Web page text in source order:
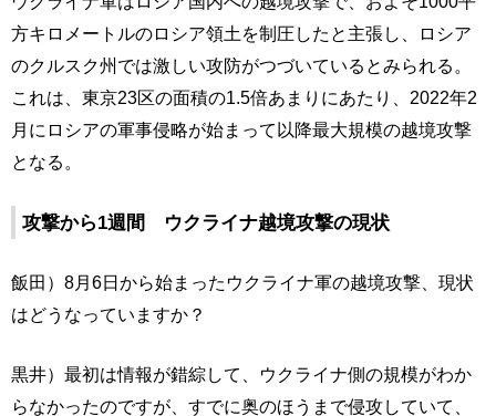
方キロメートルのロシア領土を制圧したと主張し、ロシア
のクルスク州では激しい攻防がつづいているとみられる。
これは、東京23区の面積の1.5倍あまりにあたり、2022年2
月にロシアの軍事侵略が始まって以降最大規模の越境攻撃
となる。
攻撃から1週間 ウクライナ越境攻撃の現状
飯田）8月6日から始まったウクライナ軍の越境攻撃、現状
はどうなっていますか？
黒井）最初は情報が錯綜して、ウクライナ側の規模がわか
らなかったのですが、すでに奥のほうまで侵攻していて、